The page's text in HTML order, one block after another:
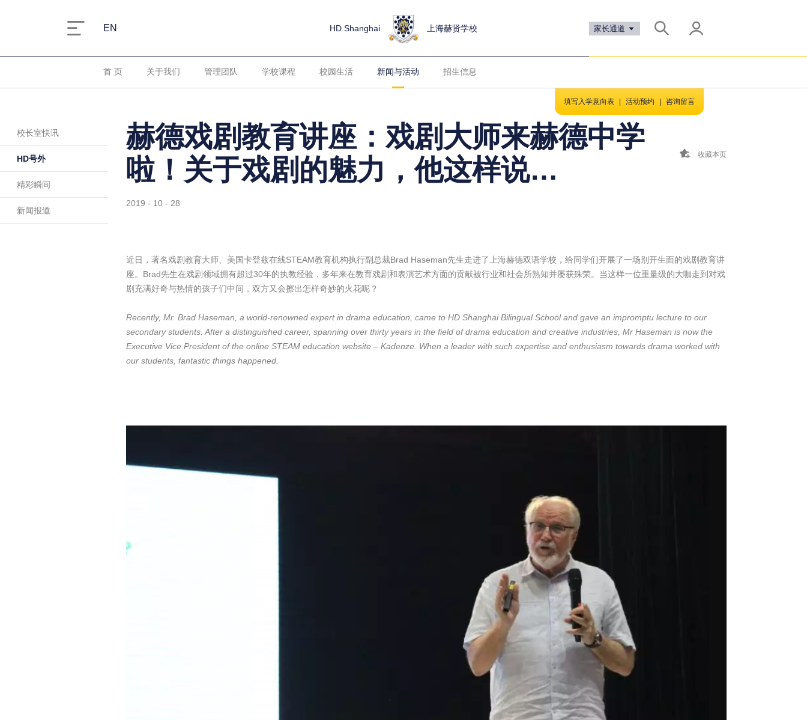
EN 家长通道
HD Shanghai 上海赫贤学校
首 页 关于我们 管理团队 学校课程 校园生活 新闻与活动 招生信息
填写入学意向表 活动预约 咨询留言
校长室快讯
HD号外
精彩瞬间
新闻报道
赫德戏剧教育讲座：戏剧大师来赫德中学
啦！关于戏剧的魅力，他这样说…
收藏本页
2019 - 10 - 28
近日，著名戏剧教育大师、美国卡登兹在线STEAM教育机构执行副总裁Brad Haseman先生走进了上海赫德双语学校，给同学们开展了一场别开生面的戏剧教育讲
座。Brad先生在戏剧领域拥有超过30年的执教经验，多年来在教育戏剧和表演艺术方面的贡献被行业和社会所熟知并屡获殊荣。当这样一位重量级的大咖走到对戏
剧充满好奇与热情的孩子们中间，双方又会擦出怎样奇妙的火花呢？
Recently, Mr. Brad Haseman, a world-renowned expert in drama education, came to HD Shanghai Bilingual School and gave an impromptu lecture to our
secondary students. After a distinguished career, spanning over thirty years in the field of drama education and creative industries, Mr Haseman is now the
Executive Vice President of the online STEAM education website – Kadenze. When a leader with such expertise and enthusiasm towards drama worked with
our students, fantastic things happened.